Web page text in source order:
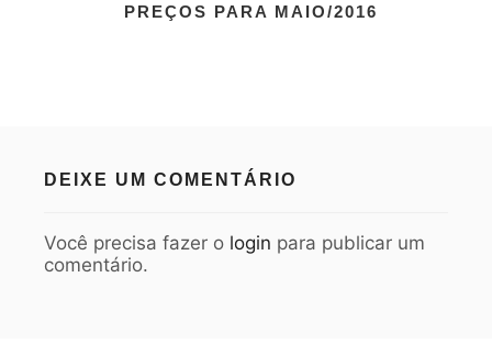
PREÇOS PARA MAIO/2016
DEIXE UM COMENTÁRIO
Você precisa fazer o login para publicar um
comentário.